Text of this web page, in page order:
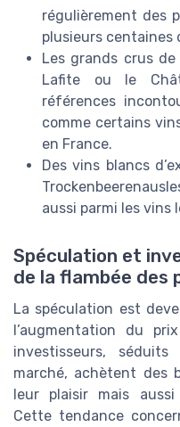
régulièrement des
plusieurs centaines
Les grands crus
Lafite ou le
références
comme certains
en France.
Des vins blancs
aussi parmi les vins
Spéculation et
de la flambée des
La spéculation est
l’augmentation du
investisseurs,
marché, achètent des
leur plaisir mais aussi
Cette tendance